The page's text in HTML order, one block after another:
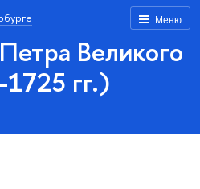
Меню
Великого
гг.)